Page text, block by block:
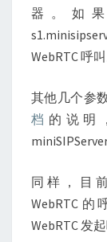
器。如
WebRTC 呼叫
其他几个参
档 的说明
同样，目
WebRTC
WebRTC 发起